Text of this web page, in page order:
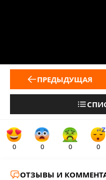
ПРЕДЫДУЩАЯ
0 0 0 0
ОТЗЫВЫ И